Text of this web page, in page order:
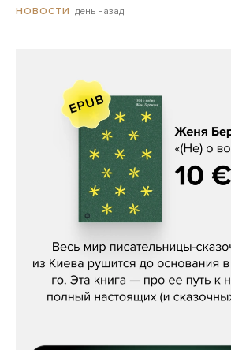
НОВОСТИ день назад
Женя Бережная, «(Не)